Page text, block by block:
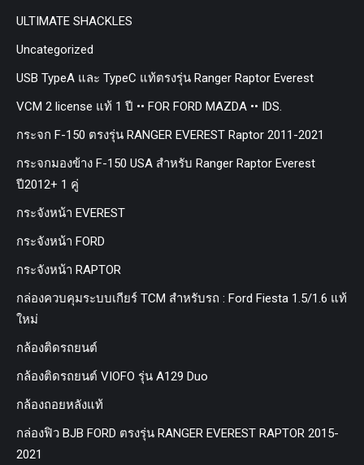
ULTIMATE SHACKLES
Uncategorized
USB TypeA และ TypeC แท้ตรงรุ่น Ranger Raptor Everest
VCM 2 license แท้ 1 ปี •• FOR FORD MAZDA •• IDS.
กระจก F-150 ตรงรุ่น RANGER EVEREST Raptor 2011-2021
กระจกมองข้าง F-150 USA สำหรับ Ranger Raptor Everest
ปี2012+ 1 คู่
กระจังหน้า EVEREST
กระจังหน้า FORD
กระจังหน้า RAPTOR
กล่องควบคุมระบบเกียร์ TCM สำหรับรถ : Ford Fiesta 1.5/1.6 แท้
ใหม่
กล้องติดรถยนต์
กล้องติดรถยนต์ VIOFO รุ่น A129 Duo
กล้องถอยหลังแท้
กล่องฟิว BJB FORD ตรงรุ่น RANGER EVEREST RAPTOR 2015-
2021